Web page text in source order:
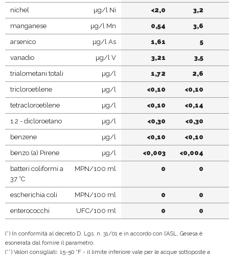
nichel µg/l Ni <2,0 3,2
manganese µg/l Mn 0,54 3,6
arsenico µg/l As 1,61 5
vanadio µg/l V 3,21 3,5
trialometani totali µg/l 1,72 2,6
tricloroetilene µg/l <0,10 <0,10
tetracloroetilene µg/l <0,10 <0,14
1.2 - dicloroetano µg/l <0,30 <0,30
benzene µg/l <0,10 <0,10
benzo (a) Pirene µg/l <0,003 <0,004
batteri coliformi a
37 °C
MPN/100 ml 0 0
escherichia coli MPN/100 ml 0 0
enterococchi UFC/100 ml 0 0
(*) In conformità al decreto D. Lgs. n. 31/01 e in accordo con l’ASL, Gesesa è
esonerata dal fornire il parametro.
(**) Valori consigliati: 15-50 °F - il limite inferiore vale per le acque sottoposte a